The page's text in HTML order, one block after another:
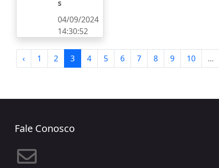
s
04/09/2024
14:30:52
‹ 1 2 3 4 5 6 7 8 9 10 ...
Fale Conosco